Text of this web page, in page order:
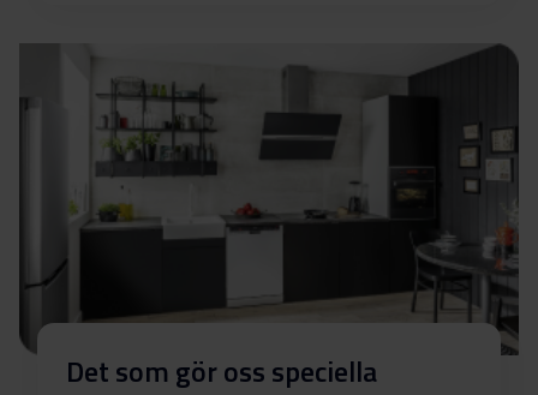
Användarmanual (SV) Ladda ner
Produktbild DSI 6300
Produktbild DSI 6300 Ladda ner
Ladda ner utvalda
Det som gör oss speciella